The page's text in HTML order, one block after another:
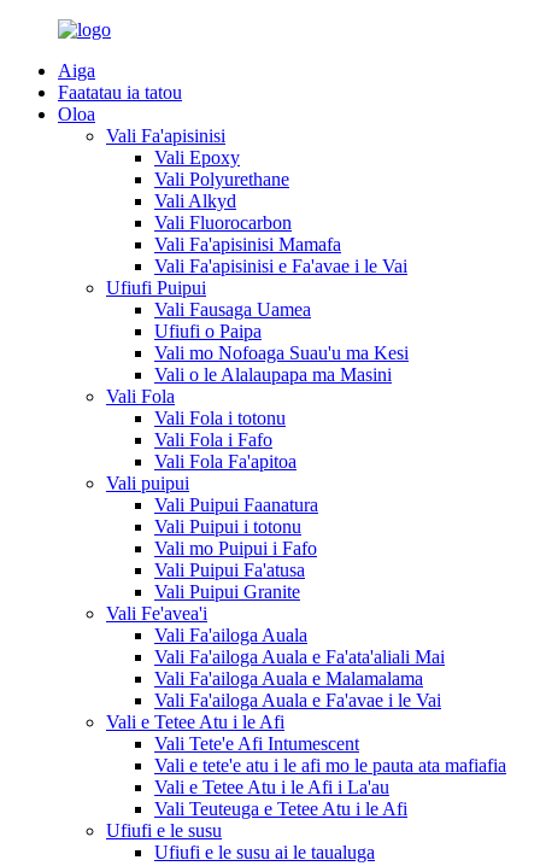
Aiga
Faatatau ia tatou
Oloa
Vali Fa'apisinisi
Vali Epoxy
Vali Polyurethane
Vali Alkyd
Vali Fluorocarbon
Vali Fa'apisinisi Mamafa
Vali Fa'apisinisi e Fa'avae i le Vai
Ufiufi Puipui
Vali Fausaga Uamea
Ufiufi o Paipa
Vali mo Nofoaga Suau'u ma Kesi
Vali o le Alalaupapa ma Masini
Vali Fola
Vali Fola i totonu
Vali Fola i Fafo
Vali Fola Fa'apitoa
Vali puipui
Vali Puipui Faanatura
Vali Puipui i totonu
Vali mo Puipui i Fafo
Vali Puipui Fa'atusa
Vali Puipui Granite
Vali Fe'avea'i
Vali Fa'ailoga Auala
Vali Fa'ailoga Auala e Fa'ata'aliali Mai
Vali Fa'ailoga Auala e Malamalama
Vali Fa'ailoga Auala e Fa'avae i le Vai
Vali e Tetee Atu i le Afi
Vali Tete'e Afi Intumescent
Vali e tete'e atu i le afi mo le pauta ata mafiafia
Vali e Tetee Atu i le Afi i La'au
Vali Teuteuga e Tetee Atu i le Afi
Ufiufi e le susu
Ufiufi e le susu ai le taualuga